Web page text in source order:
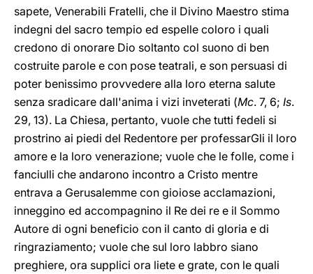
sapete, Venerabili Fratelli, che il Divino Maestro stima
indegni del sacro tempio ed espelle coloro i quali
credono di onorare Dio soltanto col suono di ben
costruite parole e con pose teatrali, e son persuasi di
poter benissimo provvedere alla loro eterna salute
senza sradicare dall'anima i vizi inveterati (Mc. 7, 6; Is.
29, 13). La Chiesa, pertanto, vuole che tutti fedeli si
prostrino ai piedi del Redentore per professarGli il loro
amore e la loro venerazione; vuole che le folle, come i
fanciulli che andarono incontro a Cristo mentre
entrava a Gerusalemme con gioiose acclamazioni,
inneggino ed accompagnino il Re dei re e il Sommo
Autore di ogni beneficio con il canto di gloria e di
ringraziamento; vuole che sul loro labbro siano
preghiere, ora supplici ora liete e grate, con le quali